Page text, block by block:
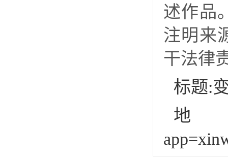
述作品
注明来
干法律
标题:
地